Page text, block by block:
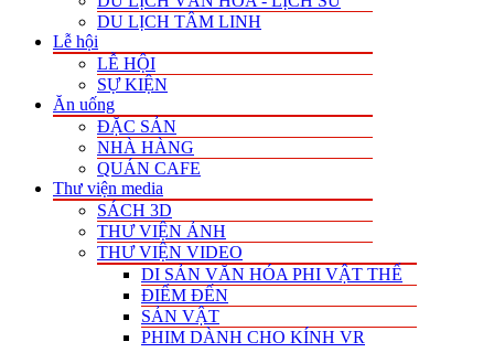
DU LỊCH TÂM LINH
Lễ hội
LỄ HỘI
SỰ KIỆN
Ăn uống
ĐẶC SẢN
NHÀ HÀNG
QUÁN CAFE
Thư viện media
SÁCH 3D
THƯ VIỆN ẢNH
THƯ VIỆN VIDEO
DI SẢN VĂN HÓA PHI VẬT THỂ
ĐIỂM ĐẾN
SẢN VẬT
PHIM DÀNH CHO KÍNH VR